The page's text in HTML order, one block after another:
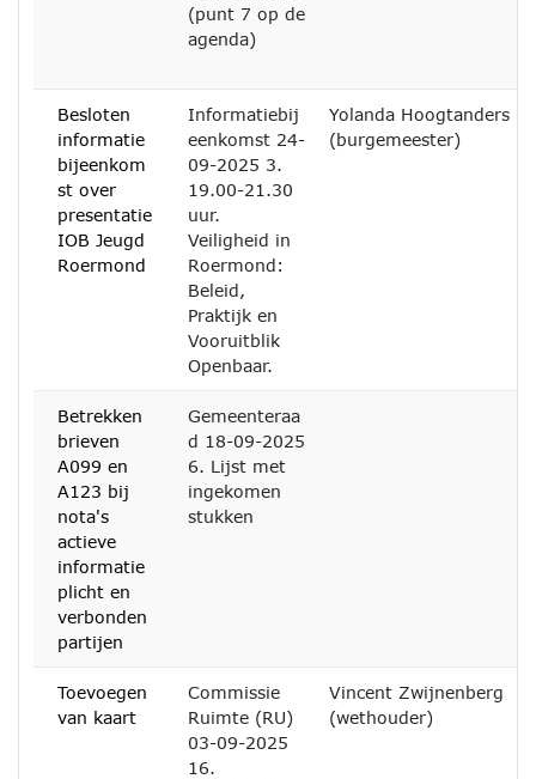
(punt 7 op de
agenda)
Besloten
informatie
bijeenkom
st over
presentatie
IOB Jeugd
Roermond
Informatiebij
eenkomst 24-
09-2025 3.
19.00-21.30
uur.
Veiligheid in
Roermond:
Beleid,
Praktijk en
Vooruitblik
Openbaar.
Yolanda Hoogtanders
(burgemeester)
Betrekken
brieven
A099 en
A123 bij
nota's
actieve
informatie
plicht en
verbonden
partijen
Gemeenteraa
d 18-09-2025
6. Lijst met
ingekomen
stukken
Toevoegen
van kaart
Commissie
Ruimte (RU)
03-09-2025
16.
Vincent Zwijnenberg
(wethouder)